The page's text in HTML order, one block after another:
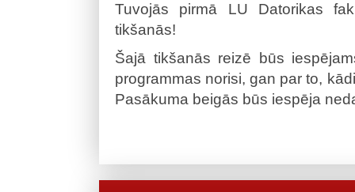
Tuvojās pirmā LU Datorikas
tikšanās!
Šajā tikšanās reizē būs
programmas norisi, gan par to,
Pasākuma beigās būs iespēja